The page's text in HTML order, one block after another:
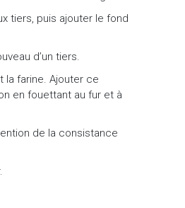
tiers, puis ajouter le fond
d’un tiers.
la farine. Ajouter ce
en fouettant au fur et à
de la consistance